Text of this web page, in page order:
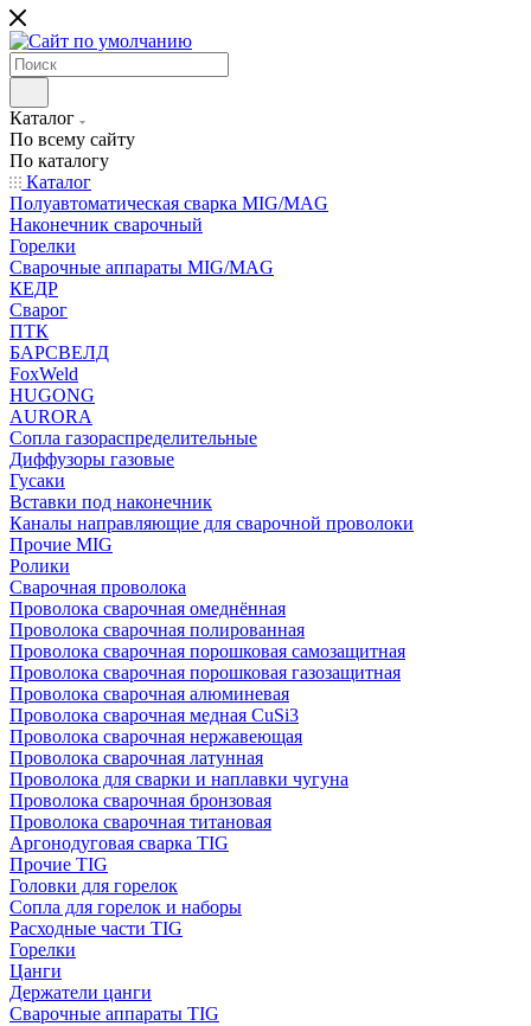
Каталог
По всему сайту
По каталогу
Каталог
Полуавтоматическая сварка MIG/MAG
Наконечник сварочный
Горелки
Сварочные аппараты MIG/MAG
КЕДР
Сварог
ПТК
БАРСВЕЛД
FoxWeld
HUGONG
AURORA
Сопла газораспределительные
Диффузоры газовые
Гусаки
Вставки под наконечник
Каналы направляющие для сварочной проволоки
Прочие MIG
Ролики
Cварочная проволока
Проволока сварочная омеднённая
Проволока сварочная полированная
Проволока сварочная порошковая самозащитная
Проволока сварочная порошковая газозащитная
Проволока сварочная алюминевая
Проволока сварочная медная CuSi3
Проволока сварочная нержавеющая
Проволока сварочная латунная
Проволока для сварки и наплавки чугуна
Проволока сварочная бронзовая
Проволока сварочная титановая
Аргонодуговая сварка TIG
Прочие TIG
Головки для горелок
Сопла для горелок и наборы
Расходные части TIG
Горелки
Цанги
Держатели цанги
Сварочные аппараты TIG